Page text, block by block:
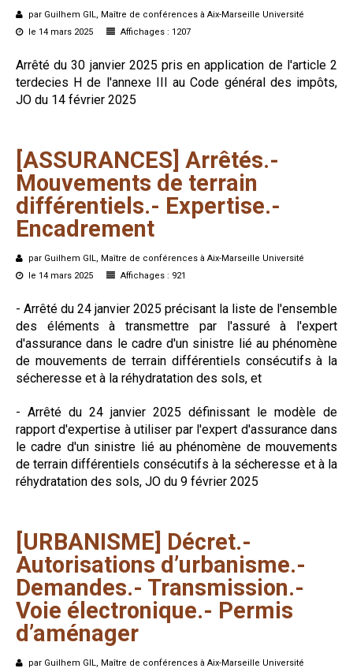
par Guilhem GIL, Maître de conférences à Aix-Marseille Université
le 14 mars 2025
Affichages : 1207
Arrêté du 30 janvier 2025 pris en application de l'article 2
terdecies H de l'annexe III au Code général des impôts,
JO du 14 février 2025
[ASSURANCES] Arrêtés.-
Mouvements de terrain
différentiels.- Expertise.-
Encadrement
par Guilhem GIL, Maître de conférences à Aix-Marseille Université
le 14 mars 2025
Affichages : 921
- Arrêté du 24 janvier 2025 précisant la liste de l'ensemble
des éléments à transmettre par l'assuré à l'expert
d'assurance dans le cadre d'un sinistre lié au phénomène
de mouvements de terrain différentiels consécutifs à la
sécheresse et à la réhydratation des sols, et
- Arrêté du 24 janvier 2025 définissant le modèle de
rapport d'expertise à utiliser par l'expert d'assurance dans
le cadre d'un sinistre lié au phénomène de mouvements
de terrain différentiels consécutifs à la sécheresse et à la
réhydratation des sols, JO du 9 février 2025
[URBANISME] Décret.-
Autorisations d’urbanisme.-
Demandes.- Transmission.-
Voie électronique.- Permis
d’aménager
par Guilhem GIL, Maître de conférences à Aix-Marseille Université